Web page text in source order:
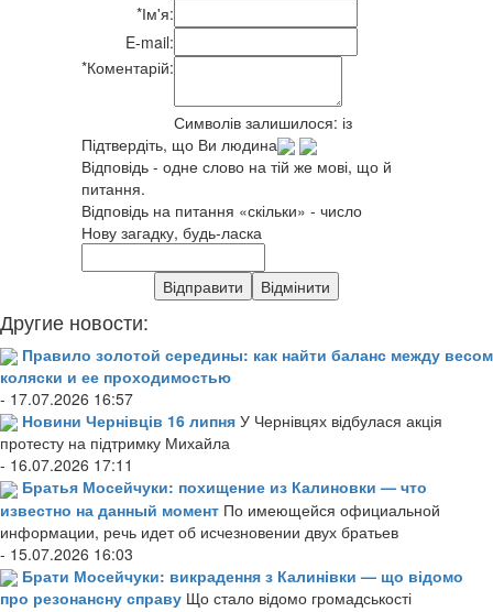
*Ім'я:
E-mail:
*Коментарій:
Символів залишилося: із
Підтвердіть, що Ви людина
Відповідь - одне слово на тій же мові, що й
питання.
Відповідь на питання «скільки» - число
Нову загадку, будь-ласка
Другие новости:
Правило золотой середины: как найти баланс между весом
коляски и ее проходимостью
- 17.07.2026 16:57
Новини Чернівців 16 липня У Чернівцях відбулася акція
протесту на підтримку Михайла
- 16.07.2026 17:11
Братья Мосейчуки: похищение из Калиновки — что
известно на данный момент По имеющейся официальной
информации, речь идет об исчезновении двух братьев
- 15.07.2026 16:03
Брати Мосейчуки: викрадення з Калинівки — що відомо
про резонансну справу Що стало відомо громадськості